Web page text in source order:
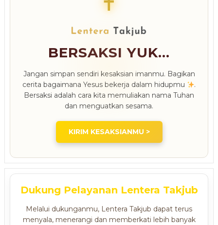
BERSAKSI YUK...
Jangan simpan sendiri kesaksian imanmu. Bagikan
cerita bagaimana Yesus bekerja dalam hidupmu
.
Bersaksi adalah cara kita memuliakan nama Tuhan
dan menguatkan sesama.
KIRIM KESAKSIANMU >
Dukung Pelayanan Lentera Takjub
Melalui dukunganmu, Lentera Takjub dapat terus
menyala, menerangi dan memberkati lebih banyak